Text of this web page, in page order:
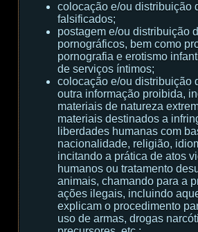
colocação e/ou distribuição
falsificados;
postagem e/ou distribuição
pornográficos, bem como
pornografia e erotismo
de serviços íntimos;
colocação e/ou distribuição
outra informação proibida,
materiais de natureza
materiais destinados a
liberdades humanas com
nacionalidade, religião,
incitando a prática de atos
humanos ou tratamento
animais, chamando para a
ações ilegais, incluindo
explicam o procedimento
uso de armas, drogas